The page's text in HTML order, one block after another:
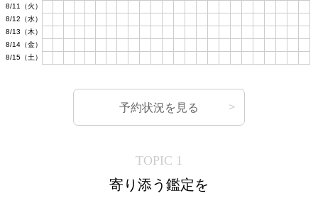
8/11（火）
8/12（水）
8/13（木）
8/14（金）
8/15（土）
予約状況を見る
TOPIC 1
寄り添う鑑定を